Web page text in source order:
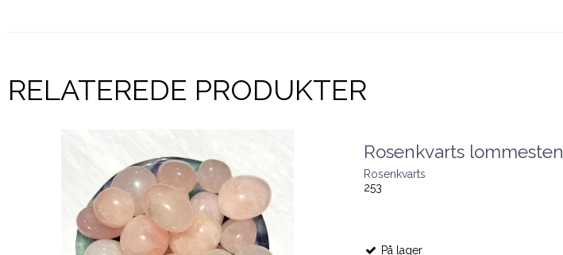
RELATEREDE PRODUKTER
Rosenkvarts lommesten
Rosenkvarts
253
På lager